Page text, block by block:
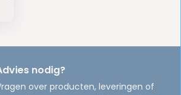
nodig?
over producten, leveringen of